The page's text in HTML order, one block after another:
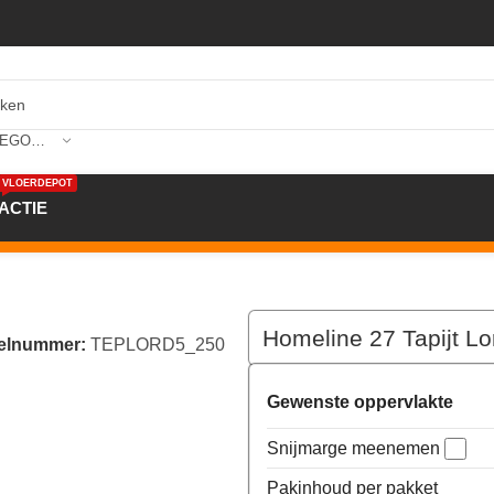
VLOERDEPOT
kleur 250
TEPLORD5_250
Homeline 27 Tapijt
Gewenste oppervlakte
Snijmarge meenemen
Pakinhoud per pakket